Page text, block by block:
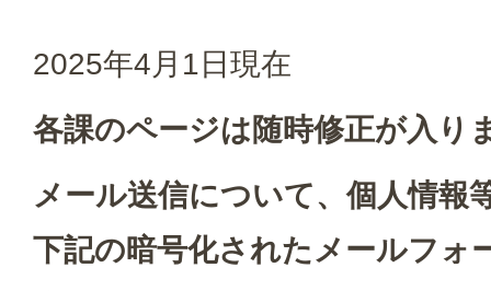
2025年4月1日現在
各課のページは随時修正が入り
メール送信について、個人情報
下記の暗号化されたメールフォ